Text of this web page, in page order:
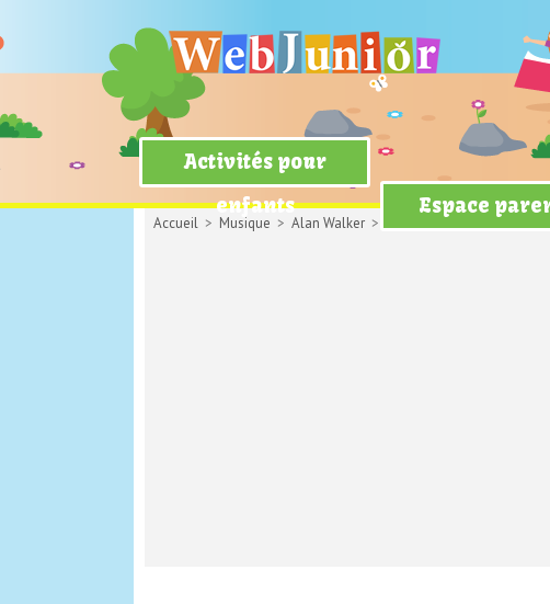
Activités pour
enfants
Espace
Accueil > Musique > Alan Walker > On my way